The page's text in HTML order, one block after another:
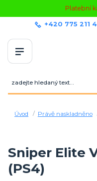
Platební
+420 775 211
Úvod Právě naskladněno
Sniper Elite
(PS4)